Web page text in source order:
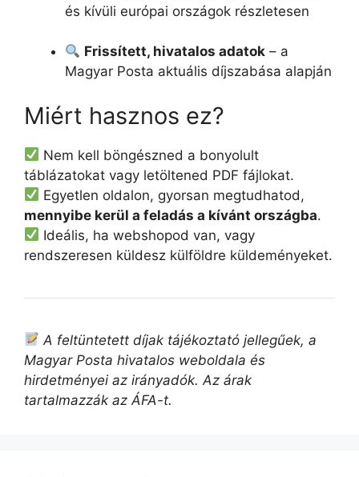
és kívüli európai országok részletesen
Frissített, hivatalos adatok – a
Magyar Posta aktuális díjszabása alapján
Miért hasznos ez?
Nem kell böngészned a bonyolult
táblázatokat vagy letöltened PDF fájlokat.
Egyetlen oldalon, gyorsan megtudhatod,
mennyibe kerül a feladás a kívánt országba.
Ideális, ha webshopod van, vagy
rendszeresen küldesz külföldre küldeményeket.
A feltüntetett díjak tájékoztató jellegűek, a
Magyar Posta hivatalos weboldala és
hirdetményei az irányadók. Az árak
tartalmazzák az ÁFA-t.